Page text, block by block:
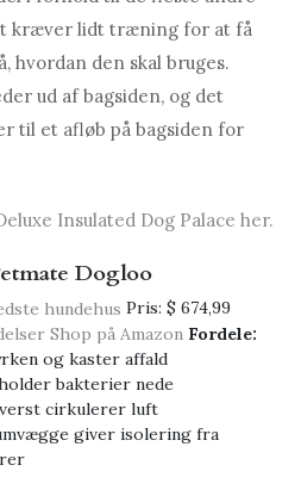
kræver lidt træning for at få
hvordan den skal bruges.
ud af bagsiden, og det
til et afløb på bagsiden for
Insulated Dog Palace her.
Dogloo
Pris: $ 674,99
Shop på Amazon Fordele:
og kaster affald
bakterier nede
cirkulerer luft
giver isolering fra